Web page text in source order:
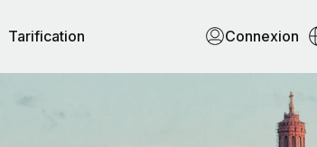
Tarification Connexion